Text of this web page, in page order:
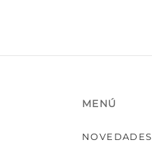
MENÚ
NOVEDADES